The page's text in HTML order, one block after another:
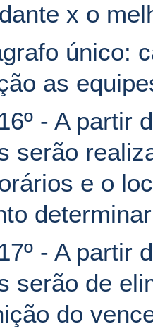
x o
único:
as
- A partir
serão
e o
- A partir
serão de
do